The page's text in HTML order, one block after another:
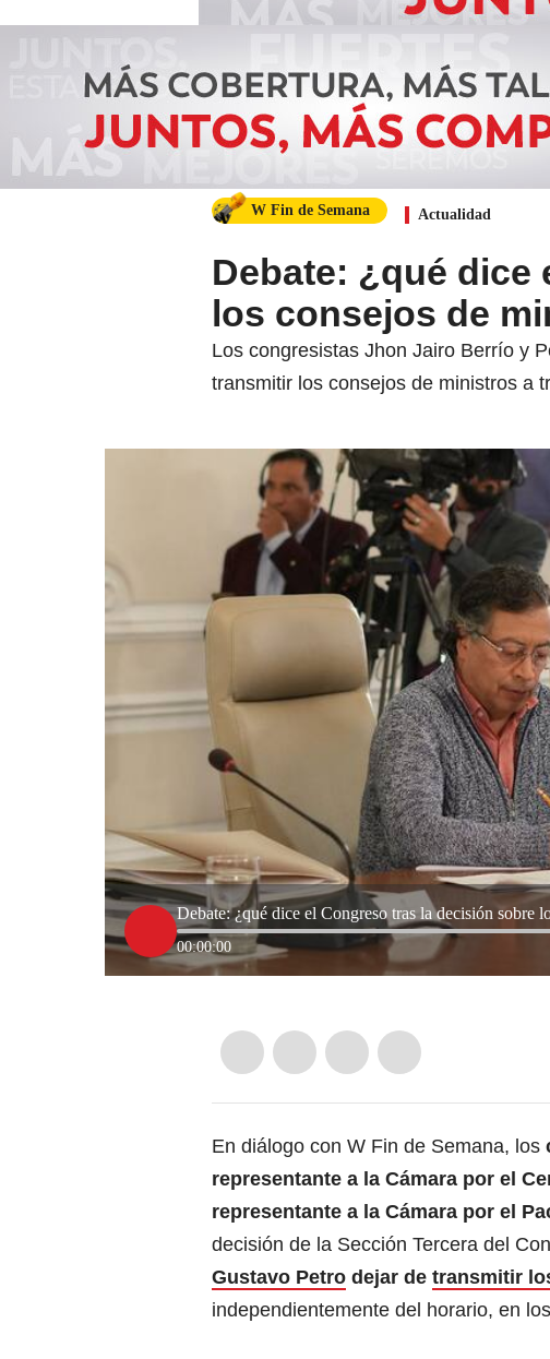
W Fin de Semana Actualidad
Debate: ¿qué
los consejos de
Los congresistas Jhon Jairo Berrío y
transmitir los consejos de ministros a
Debate: ¿qué dice el Congreso tras la decisión sobre
00:00:00
En diálogo con W Fin de Semana, los
representante a la Cámara por el
representante a la Cámara por el
decisión de la Sección Tercera del
Gustavo Petro dejar de transmitir
independientemente del horario, en